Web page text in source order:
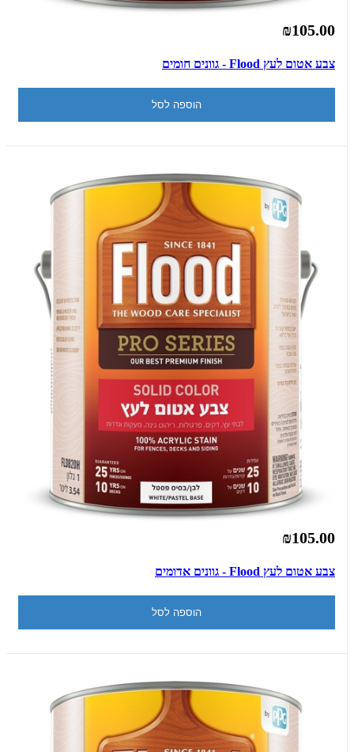
₪105.00
צבע אטום לעץ Flood - גוונים חומים
הוספה לסל
₪105.00
צבע אטום לעץ Flood - גוונים אדומים
הוספה לסל